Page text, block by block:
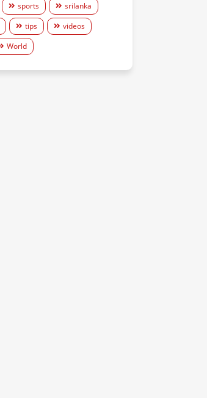
sports
srilanka
tips
videos
World